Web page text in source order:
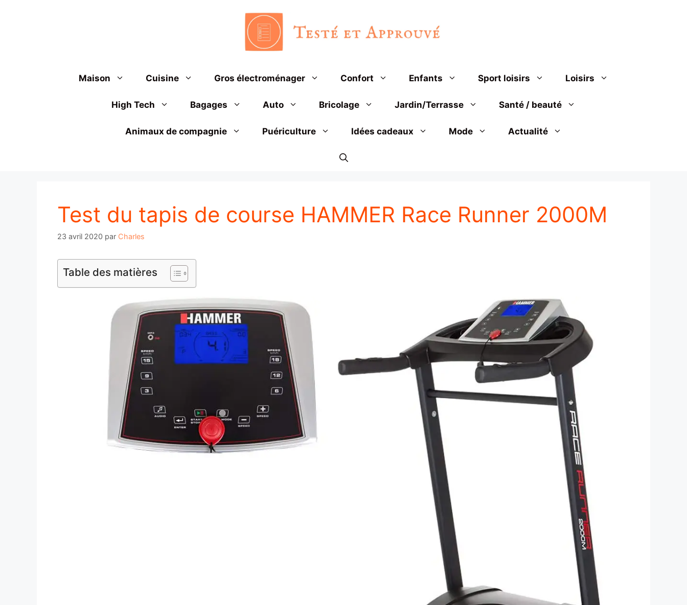
Maison Cuisine Gros électroménager Confort Enfants Sport loisirs Loisirs
High Tech Bagages Auto Bricolage Jardin/Terrasse Santé / beauté
Animaux de compagnie Puériculture Idées cadeaux Mode Actualité
Test du tapis de course HAMMER Race Runner 2000M
23 avril 2020 par Charles
Table des matières